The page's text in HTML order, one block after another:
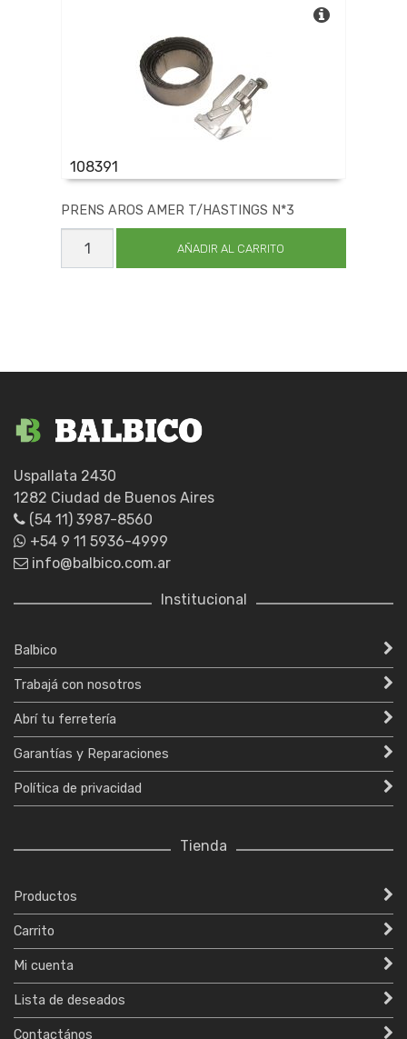
108391
PRENS AROS AMER T/HASTINGS N*3
PRENS
AROS
AMER
AÑADIR AL CARRITO
Uspallata 2430
1282 Ciudad de Buenos Aires
(54 11) 3987-8560
+54 9 11 5936-4999
info@balbico.com.ar
Institucional
Balbico
Trabajá con nosotros
Abrí tu ferretería
Garantías y Reparaciones
Política de privacidad
Tienda
Productos
Carrito
Mi cuenta
Lista de deseados
Contactános